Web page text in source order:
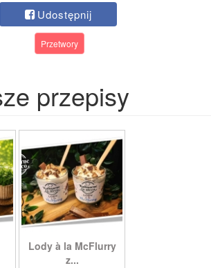
Udostępnij
Przetwory
przepisy
Lody à la McFlurry
z...